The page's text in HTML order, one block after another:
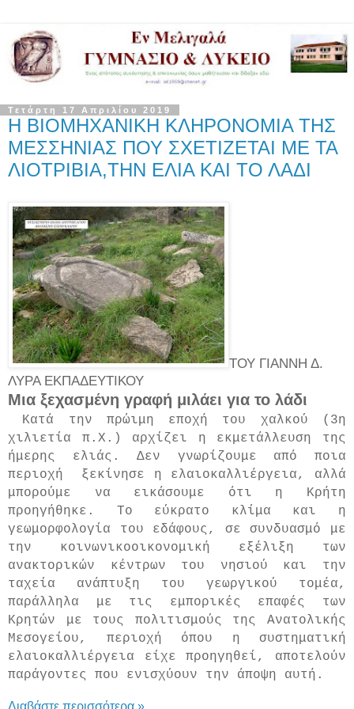
Τετάρτη 17 Απριλίου 2019
Η ΒΙΟΜΗΧΑΝΙΚΗ ΚΛΗΡΟΝΟΜΙΑ ΤΗΣ
ΜΕΣΣΗΝΙΑΣ ΠΟΥ ΣΧΕΤΙΖΕΤΑΙ ΜΕ ΤΑ
ΛΙΟΤΡΙΒΙΑ,ΤΗΝ ΕΛΙΑ ΚΑΙ ΤΟ ΛΑΔΙ
ΤΟΥ ΓΙΑΝΝΗ Δ.
ΛΥΡΑ ΕΚΠΑΔΕΥΤΙΚΟΥ
Μια ξεχασμένη γραφή μιλάει για το λάδι
Κατά την πρώιμη εποχή του χαλκού (3η
χιλιετία π.Χ.) αρχίζει η εκμετάλλευση της
ήμερης ελιάς. Δεν γνωρίζουμε από ποια
περιοχή
ξεκίνησε η ελαιοκαλλιέργεια, αλλά
μπορούμε να εικάσουμε ότι η Κρήτη
προηγήθηκε. Το εύκρατο κλίμα και η
γεωμορφολογία του εδάφους, σε συνδυασμό με
την κοινωνικοοικονομική εξέλιξη των
ανακτορικών κέντρων του νησιού και την
ταχεία ανάπτυξη του γεωργικού τομέα,
παράλληλα με τις εμπορικές επαφές των
Κρητών με τους πολιτισμούς της Ανατολικής
Μεσογείου, περιοχή όπου η συστηματική
ελαιοκαλλιέργεια είχε προηγηθεί, αποτελούν
παράγοντες που ενισχύουν την άποψη αυτή.
Διαβάστε περισσότερα »